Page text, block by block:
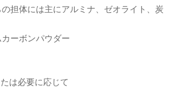
担体には主にアルミナ、ゼオライト、炭
ーボンパウダー
は必要に応じて